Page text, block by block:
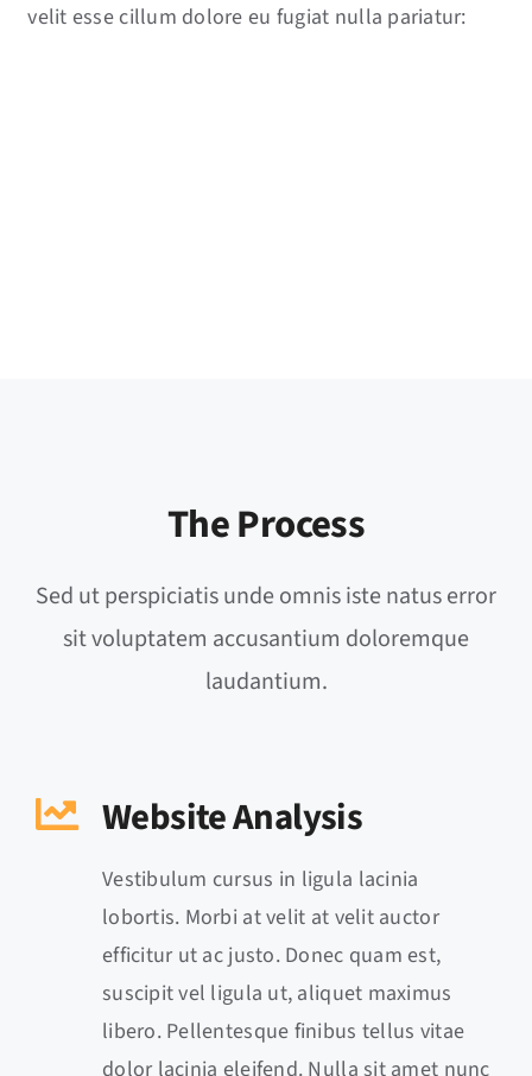
velit esse cillum dolore eu fugiat nulla pariatur:
The Process
Sed ut perspiciatis unde omnis iste natus error
sit voluptatem accusantium doloremque
laudantium.
Website Analysis
Vestibulum cursus in ligula lacinia
lobortis. Morbi at velit at velit auctor
efficitur ut ac justo. Donec quam est,
suscipit vel ligula ut, aliquet maximus
libero. Pellentesque finibus tellus vitae
dolor lacinia eleifend. Nulla sit amet nunc